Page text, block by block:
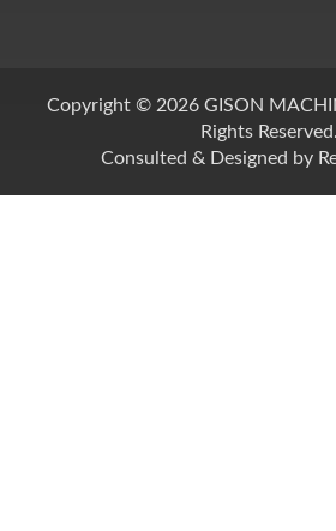
Copyright © 2026 GISON
Rights Reserved.
Consulted & Designed by